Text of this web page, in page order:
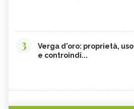
3
Verga d'oro: proprietà, uso
e controindi...